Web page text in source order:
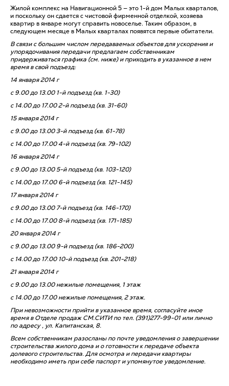
Жилой комплекс на Навигационной 5 — это 1-й дом Малых кварталов,
и поскольку он сдается с чистовой фирменной отделкой, хозяева
квартир в январе могут справить новоселье. Таким образом, в
следующем месяце в Малых кварталах появятся первые обитатели.
В связи с большим числом передаваемых объектов для ускорения и
упорядочивания передачи предлагаем собственникам
придерживаться графика (см. ниже) и приходить в указанное в нем
время в свой подъезд:
14 января 2014 г
с 9.00 до 13.00 1-й подъезд (кв. 1-30)
с 14.00 до 17.00 2-й подъезд (кв. 31-60)
15 января 2014 г
с 9.00 до 13.00 3-й подъезд (кв. 61-78)
с 14.00 до 17.00 4-й подъезд (кв. 79-102)
16 января 2014 г
с 9.00 до 13.00 5-й подъезд (кв. 103-120)
с 14.00 до 17.00 6-й подъезд (кв. 121-145)
17 января 2014 г
с 9.00 до 13.00 7-й подъезд (кв. 146-170)
с 14.00 до 17.00 8-й подъезд (кв. 171-185)
20 января 2014 г
с 9.00 до 13.00 9-й подъезд (кв. 186-200)
с 14.00 до 17.00 10-й подъезд (кв. 201-218)
21 января 2014 г
с 9.00 до 13.00 нежилые помещения, 1 этаж
с 14.00 до 17.00 нежилые помещения, 2 этаж.
При невозможности прийти в указанное время, согласуйте иное
время в Отделе продаж СМ.СИТИ по тел. (391)277-99-01 или лично
по адресу , ул. Капитанская, 8.
Всем собственникам разосланы по почте уведомления о завершении
строительства жилого дома и о готовности к передаче объекта
долевого строительства. Для осмотра и передачи квартиры
необходимо иметь при себе паспорт и упомянутое уведомление.